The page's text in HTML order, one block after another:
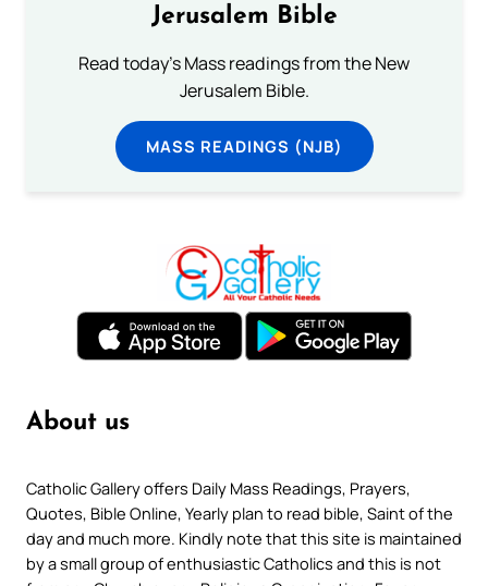
Jerusalem Bible
Read today's Mass readings from the New
Jerusalem Bible.
MASS READINGS (NJB)
About us
Catholic Gallery offers Daily Mass Readings, Prayers,
Quotes, Bible Online, Yearly plan to read bible, Saint of the
day and much more. Kindly note that this site is maintained
by a small group of enthusiastic Catholics and this is not